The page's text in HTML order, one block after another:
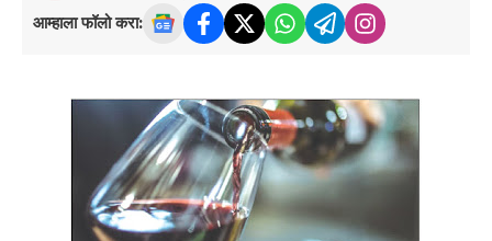
आम्हाला फॉलो करा: